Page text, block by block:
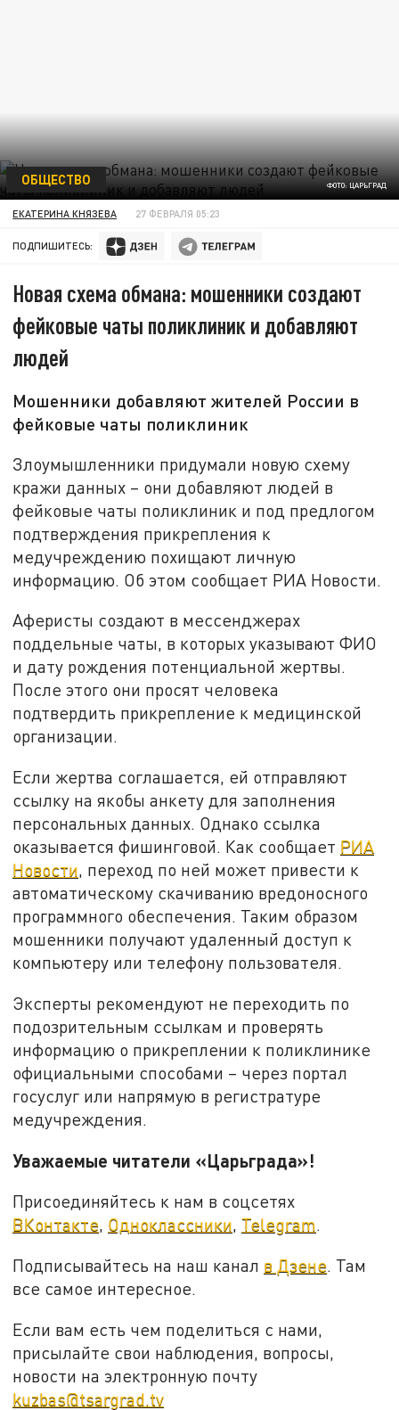
ФОТО: ЦАРЬГРАД
ОБЩЕСТВО
ЕКАТЕРИНА КНЯЗЕВА 27 ФЕВРАЛЯ 05:23
ПОДПИШИТЕСЬ:
Новая схема обмана: мошенники создают
фейковые чаты поликлиник и добавляют
людей
Мошенники добавляют жителей России в
фейковые чаты поликлиник
Злоумышленники придумали новую схему
кражи данных – они добавляют людей в
фейковые чаты поликлиник и под предлогом
подтверждения прикрепления к
медучреждению похищают личную
информацию. Об этом сообщает РИА Новости.
Аферисты создают в мессенджерах
поддельные чаты, в которых указывают ФИО
и дату рождения потенциальной жертвы.
После этого они просят человека
подтвердить прикрепление к медицинской
организации.
Если жертва соглашается, ей отправляют
ссылку на якобы анкету для заполнения
персональных данных. Однако ссылка
оказывается фишинговой. Как сообщает РИА
Новости, переход по ней может привести к
автоматическому скачиванию вредоносного
программного обеспечения. Таким образом
мошенники получают удаленный доступ к
компьютеру или телефону пользователя.
Эксперты рекомендуют не переходить по
подозрительным ссылкам и проверять
информацию о прикреплении к поликлинике
официальными способами – через портал
госуслуг или напрямую в регистратуре
медучреждения.
Уважаемые читатели «Царьграда»!
Присоединяйтесь к нам в соцсетях
ВКонтакте, Одноклассники, Telegram.
Подписывайтесь на наш канал в Дзене. Там
все самое интересное.
Если вам есть чем поделиться с нами,
присылайте свои наблюдения, вопросы,
новости на электронную почту
kuzbas@tsargrad.tv